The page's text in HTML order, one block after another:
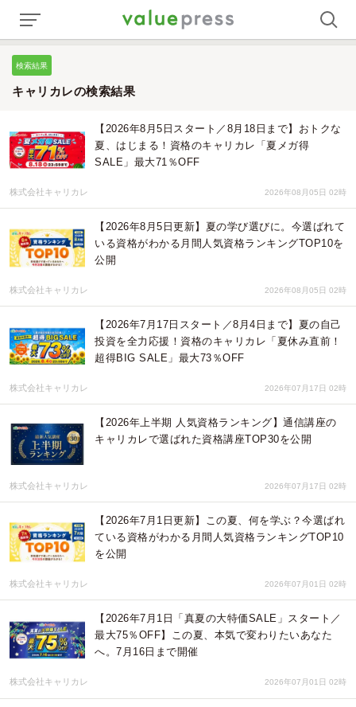
検索結果
キャリカレの検索結果
【2026年8月5日スタート／8月18日まで】おトクな
夏、はじまる！資格のキャリカレ「夏メガ得
SALE」最大71％OFF
株式会社キャリカレ 2026年08月05日 02時
【2026年8月5日更新】夏の学び選びに。今選ばれて
いる資格がわかる月間人気資格ランキングTOP10を
公開
株式会社キャリカレ 2026年08月05日 02時
【2026年7月17日スタート／8月4日まで】夏の自己
投資を全力応援！資格のキャリカレ「夏休み直前！
超得BIG SALE」最大73％OFF
株式会社キャリカレ 2026年07月17日 02時
【2026年上半期 人気資格ランキング】通信講座の
キャリカレで選ばれた資格講座TOP30を公開
株式会社キャリカレ 2026年07月17日 02時
【2026年7月1日更新】この夏、何を学ぶ？今選ばれ
ている資格がわかる月間人気資格ランキングTOP10
を公開
株式会社キャリカレ 2026年07月01日 02時
【2026年7月1日「真夏の大特価SALE」スタート／
最大75％OFF】この夏、本気で変わりたいあなた
へ。7月16日まで開催
株式会社キャリカレ 2026年07月01日 02時